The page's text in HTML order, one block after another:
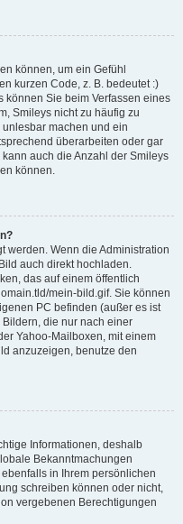
können, um ein Gefühl
kurzen Code, z. B. bedeutet :)
können Sie beim Verfassen eines
Smileys nicht zu häufig zu
machen und ein
überarbeiten oder gar
auch die Anzahl der Smileys
können.
werden. Wenn die Administration
auch direkt hochladen.
das auf einem öffentlich
mein-bild.gif. Sie können
PC befinden (außer es ist
die nur nach einer
Yahoo-Mailboxen, mit einem
anzuzeigen, benutze den
Informationen, deshalb
Bekanntmachungen
in Ihrem persönlichen
schreiben können oder nicht,
vergebenen Berechtigungen